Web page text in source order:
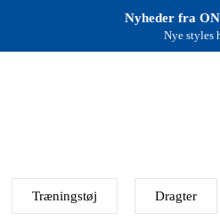
Nyheder fra
Nye styles
Træningstøj Dragter